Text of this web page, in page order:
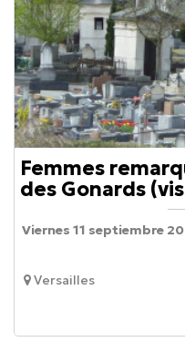
Femmes
des Gonards
Versailles
Viernes 11 septiembre